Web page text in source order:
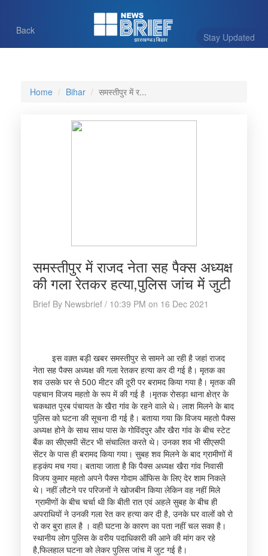
Stay Updated
Back
Home Bihar समस्तीपुर में र...
समस्तीपुर में राजद नेता सह पैक्स अध्यक्ष
की गला रेतकर हत्या,पुलिस जांच में जुटी
Brief By Newsbrief / 10:39 PM on 16 Dec 2021
इस वक़्त बड़ी खबर समस्तीपुर से सामने आ रही है जहां राजद
नेता सह पैक्स अध्यक्ष की गला रेतकर हत्या कर दी गई है। मृतक का
शव उसके घर से 500 मीटर की दूरी पर बरामद किया गया है। मृतक की
पहचान विजय महतो के रूप में की गई है ।मृतक रोसड़ा थाना क्षेत्र के
चकथात पूरब पंचायत के खैरा गांव के रहने वाले थे। लाश मिलने के बाद
पुलिस को घटना की सूचना दी गई है। बताया गया कि विजय महतो पैक्स
अध्यक्ष होने के साथ साथ पास के गोविंदपुर और खैरा गांव के बीच स्टेट
बैंक का सीएसपी सेंटर भी संचालित करते थे। उनका शव भी सीएसपी
सेंटर के पास ही बरामद किया गया। सुबह शव मिलने के बाद ग्रामीणों में
हड़कंप मच गया। बताया जाता है कि पैक्स अध्यक्ष खैरा गांव निवासी
विजय कुमार महतो अपने पैक्स गोदाम ऑफिस के लिए देर शाम निकले
थे। नहीं लौटने पर परिजनों ने खोजबीन किया लेकिन वह नहीं मिले
ग्रामीणों के बीच चर्चा थी कि बीती रात एवं अहले सुबह के बीच ही
अपराधियों ने उनकी गला रेत कर हत्या कर दी है, उनके घर वालों को रो
रो कर बुरा हाल है । वही घटना के कारण का पता नहीं चल सका है।
स्थानीय लोग पुलिस के वरीय पदाधिकारी की आने की मांग कर रहे
है,फिलहाल घटना को लेकर पुलिस जांच में जुट गई है।